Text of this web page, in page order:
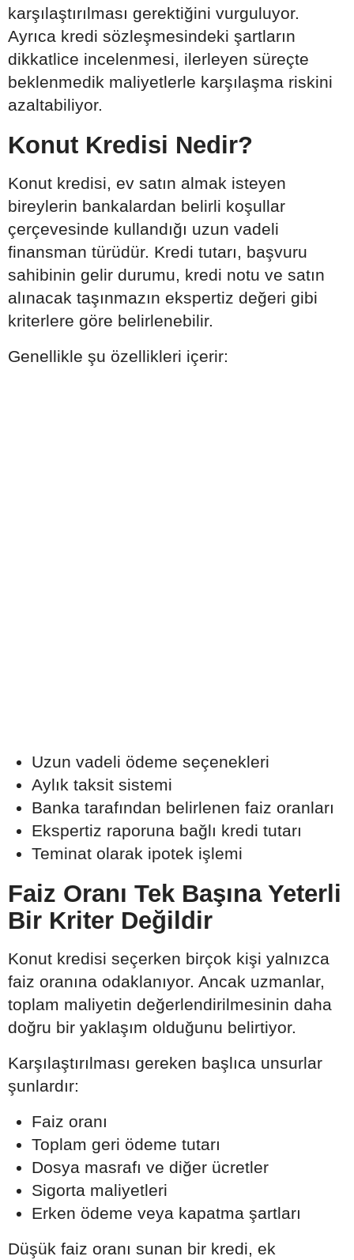
karşılaştırılması gerektiğini vurguluyor.
Ayrıca kredi sözleşmesindeki şartların
dikkatlice incelenmesi, ilerleyen süreçte
beklenmedik maliyetlerle karşılaşma riskini
azaltabiliyor.
Konut Kredisi Nedir?
Konut kredisi, ev satın almak isteyen
bireylerin bankalardan belirli koşullar
çerçevesinde kullandığı uzun vadeli
finansman türüdür. Kredi tutarı, başvuru
sahibinin gelir durumu, kredi notu ve satın
alınacak taşınmazın ekspertiz değeri gibi
kriterlere göre belirlenebilir.
Genellikle şu özellikleri içerir:
Uzun vadeli ödeme seçenekleri
Aylık taksit sistemi
Banka tarafından belirlenen faiz oranları
Ekspertiz raporuna bağlı kredi tutarı
Teminat olarak ipotek işlemi
Faiz Oranı Tek Başına Yeterli
Bir Kriter Değildir
Konut kredisi seçerken birçok kişi yalnızca
faiz oranına odaklanıyor. Ancak uzmanlar,
toplam maliyetin değerlendirilmesinin daha
doğru bir yaklaşım olduğunu belirtiyor.
Karşılaştırılması gereken başlıca unsurlar
şunlardır:
Faiz oranı
Toplam geri ödeme tutarı
Dosya masrafı ve diğer ücretler
Sigorta maliyetleri
Erken ödeme veya kapatma şartları
Düşük faiz oranı sunan bir kredi, ek